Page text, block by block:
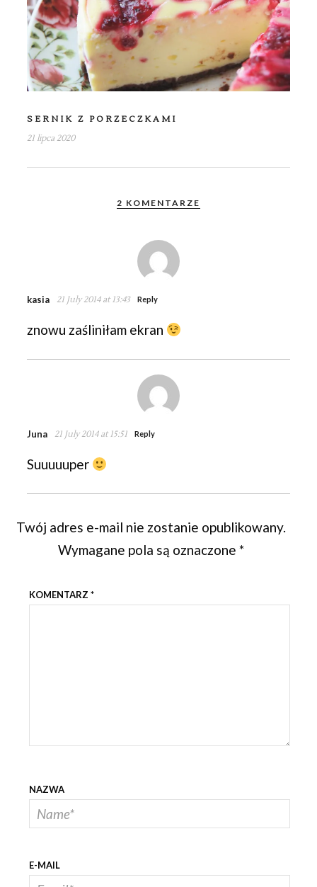
SERNIK Z PORZECZKAMI
21 lipca 2020
2 KOMENTARZE
kasia 21 July 2014 at 13:43 Reply
znowu zaśliniłam ekran
Juna 21 July 2014 at 15:51 Reply
Suuuuuper
Twój adres e-mail nie zostanie opublikowany.
Wymagane pola są oznaczone *
KOMENTARZ *
NAZWA
E-MAIL